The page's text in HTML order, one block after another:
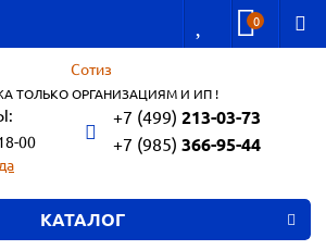
0
ТОЛЬКО ОРГАНИЗАЦИЯМ И ИП !
00
+7 (499) 213-03-73
+7 (985) 366-95-44
КАТАЛОГ